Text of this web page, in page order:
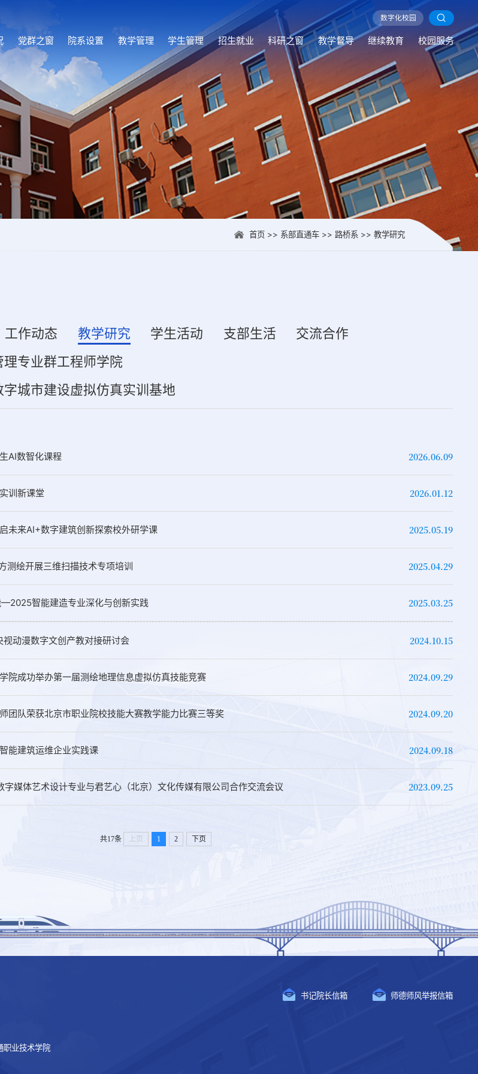
数字化校园
数字化校园
数字化校园
数字化校园
数字化校园
数字化校园
数字化校园
数字化校园
数字化校园
数字化校园
数字化校园
数字化校园
数字化校园
数字化校园
数字化校园
数字化校园
数字化校园
数字化校园
数字化校园
数字化校园
数字化校园
数字化校园
数字化校园
数字化校园
数字化校园
数字化校园
数字化校园
数字化校园
数字化校园
数字化校园
数字化校园
数字化校园
数字化校园
数字化校园
数字化校园
数字化校园
数字化校园
数字化校园
数字化校园
数字化校园
数字化校园
数字化校园
数字化校园
数字化校园
数字化校园
数字化校园
数字化校园
数字化校园
数字化校园
数字化校园
数字化校园
数字化校园
数字化校园
数字化校园
数字化校园
数字化校园
数字化校园
数字化校园
数字化校园
数字化校园
数字化校园
数字化校园
数字化校园
数字化校园
数字化校园
数字化校园
数字化校园
数字化校园
数字化校园
数字化校园
数字化校园
数字化校园
数字化校园
数字化校园